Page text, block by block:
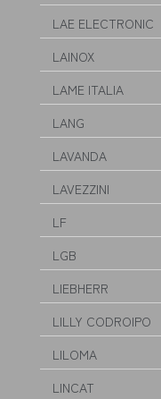
LAE ELECTRONIC
LAINOX
LAME ITALIA
LANG
LAVANDA
LAVEZZINI
LF
LGB
LIEBHERR
LILLY CODROIPO
LILOMA
LINCAT